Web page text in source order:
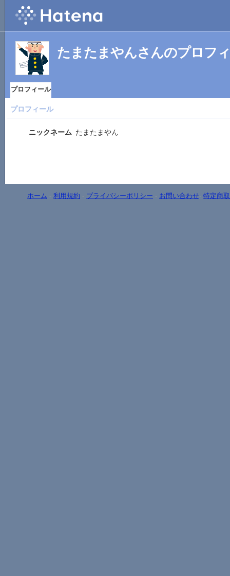
たまたまやんさんのプロフ
プロフィール
プロフィール
ニックネーム たまたまやん
ホーム - 利用規約 - プライバシーポリシー - お問い合わせ- 特定商